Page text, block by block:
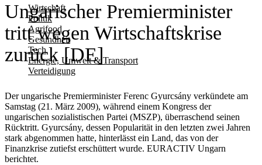
Wirtschaft
Politik
Agrifood
Gesundheit
Tech
Energie, Umwelt & Transport
Verteidigung
Ungarischer Premierminister
tritt wegen Wirtschaftskrise
zurück [DE]
Der ungarische Premierminister Ferenc Gyurcsány verkündete am
Samstag (21. März 2009), während einem Kongress der
ungarischen sozialistischen Partei (MSZP), überraschend seinen
Rücktritt. Gyurcsány, dessen Popularität in den letzten zwei Jahren
stark abgenommen hatte, hinterlässt ein Land, das von der
Finanzkrise zutiefst erschüttert wurde. EURACTIV Ungarn
berichtet.